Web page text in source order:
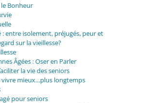
Bonheur
: entre isolement, préjugés, peur et
sur la vieillesse?
Âgées : Oser en Parler
la vie des seniors
mieux…plus longtemps
pour seniors